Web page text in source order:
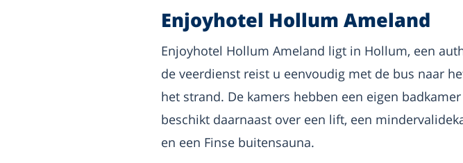
Enjoyhotel Hollum Ameland
Enjoyhotel Hollum Ameland ligt in Hollum, een
de veerdienst reist u eenvoudig met de bus naar
het strand. De kamers hebben een eigen
beschikt daarnaast over een lift, een
en een Finse buitensauna.